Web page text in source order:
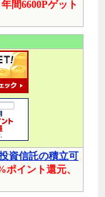
間6600Pゲット
資信託の積立可
ポイント還元、